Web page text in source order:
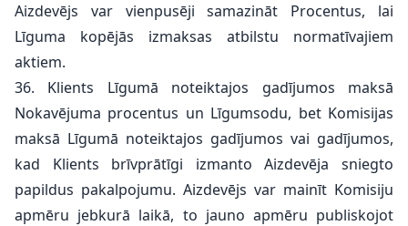
Aizdevējs var vienpusēji samazināt Procentus, lai
Līguma kopējās izmaksas atbilstu normatīvajiem
aktiem.
36. Klients Līgumā noteiktajos gadījumos maksā
Nokavējuma procentus un Līgumsodu, bet Komisijas
maksā Līgumā noteiktajos gadījumos vai gadījumos,
kad Klients brīvprātīgi izmanto Aizdevēja sniegto
papildus pakalpojumu. Aizdevējs var mainīt Komisiju
apmēru jebkurā laikā, to jauno apmēru publiskojot